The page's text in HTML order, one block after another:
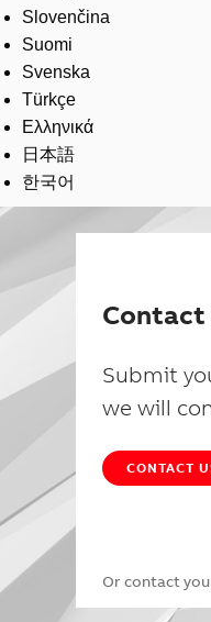
Slovenčina
Suomi
Svenska
Türkçe
Ελληνικά
日本語
한국어
Contact
Submit
we will
CONTACT
Or contact